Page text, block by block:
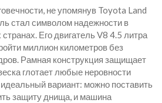
не упомянув Toyota Land
стал символом надежности в
Его двигатель V8 4.5 литра
миллион километров без
Рамная конструкция защищает
глотает любые неровности
вариант: можно поставить
защиту днища, и машина